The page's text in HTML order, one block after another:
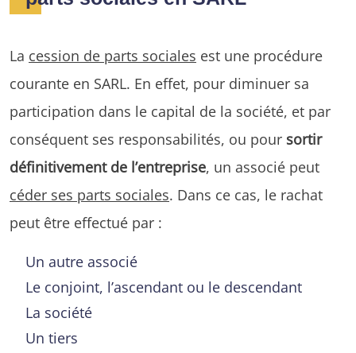
La cession de parts sociales est une procédure
courante en SARL. En effet, pour diminuer sa
participation dans le capital de la société, et par
conséquent ses responsabilités, ou pour sortir
définitivement de l’entreprise, un associé peut
céder ses parts sociales. Dans ce cas, le rachat
peut être effectué par :
Un autre associé
Le conjoint, l’ascendant ou le descendant
La société
Un tiers